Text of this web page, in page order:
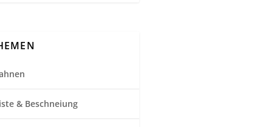
& Beschneiung